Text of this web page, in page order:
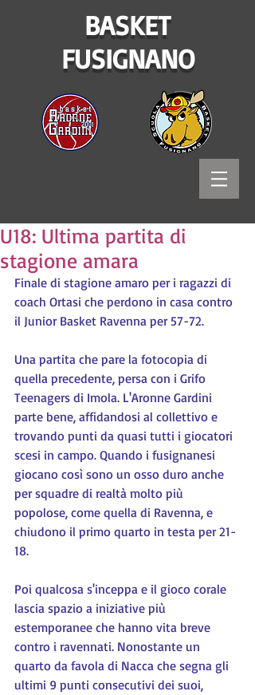
BASKET
FUSIGNANO
U18: Ultima partita di
stagione amara
Finale di stagione amaro per i ragazzi di
coach Ortasi che perdono in casa contro
il Junior Basket Ravenna per 57-72.
Una partita che pare la fotocopia di
quella precedente, persa con i Grifo
Teenagers di Imola. L'Aronne Gardini
parte bene, affidandosi al collettivo e
trovando punti da quasi tutti i giocatori
scesi in campo. Quando i fusignanesi
giocano così sono un osso duro anche
per squadre di realtà molto più
popolose, come quella di Ravenna, e
chiudono il primo quarto in testa per 21-
18.
Poi qualcosa s'inceppa e il gioco corale
lascia spazio a iniziative più
estemporanee che hanno vita breve
contro i ravennati. Nonostante un
quarto da favola di Nacca che segna gli
ultimi 9 punti consecutivi dei suoi,